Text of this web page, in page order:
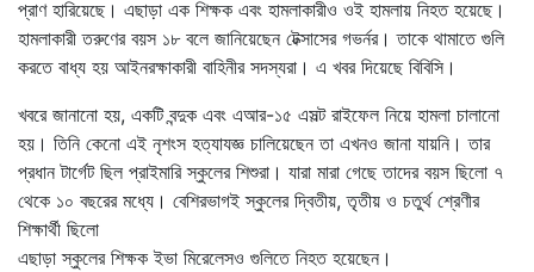
প্রাণ হারিয়েছে। এছাড়া এক শিক্ষক এবং হামলাকারীও ওই হামলায় নিহত হয়েছে।
হামলাকারী তরুণের বয়স ১৮ বলে জানিয়েছেন টেক্সাসের গভর্নর। তাকে থামাতে গুলি
করতে বাধ্য হয় আইনরক্ষাকারী বাহিনীর সদস্যরা। এ খবর দিয়েছে বিবিসি।
খবরে জানানো হয়, একটি বন্দুক এবং এআর-১৫ এসল্ট রাইফেল নিয়ে হামলা চালানো
হয়। তিনি কেনো এই নৃশংস হত্যাযজ্ঞ চালিয়েছেন তা এখনও জানা যায়নি। তার
প্রধান টার্গেট ছিল প্রাইমারি স্কুলের শিশুরা। যারা মারা গেছে তাদের বয়স ছিলো ৭
থেকে ১০ বছরের মধ্যে। বেশিরভাগই স্কুলের দ্বিতীয়, তৃতীয় ও চতুর্থ শ্রেণীর
শিক্ষার্থী ছিলো
এছাড়া স্কুলের শিক্ষক ইভা মিরেলেসও গুলিতে নিহত হয়েছেন।